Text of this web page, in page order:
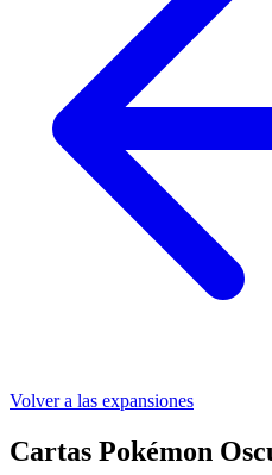
Volver a las expansiones
Cartas Pokémon